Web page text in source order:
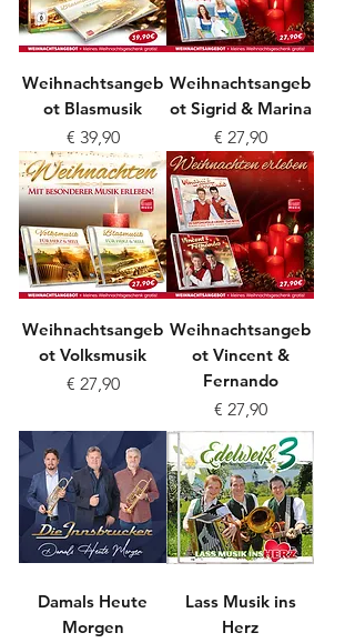
Weihnachtsangeb
ot Blasmusik
Preis
€ 39,90
Weihnachtsangeb
ot Sigrid & Marina
Preis
€ 27,90
Weihnachtsangeb
ot Volksmusik
Preis
€ 27,90
Weihnachtsangeb
ot Vincent &
Fernando
Preis
€ 27,90
Damals Heute
Morgen
Lass Musik ins
Herz